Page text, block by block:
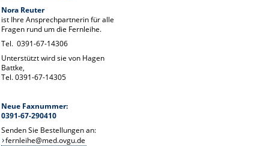
Nora Reuter
ist Ihre Ansprechpartnerin für alle
Fragen rund um die Fernleihe.
Tel. 0391-67-14306
Unterstützt wird sie von Hagen
Battke,
Tel. 0391-67-14305
Neue Faxnummer:
0391-67-290410
Senden Sie Bestellungen an:
fernleihe@med.ovgu.de